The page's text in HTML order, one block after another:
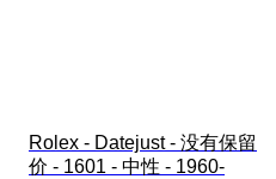
Rolex - Datejust - 没有保留
价 - 1601 - 中性 - 1960-